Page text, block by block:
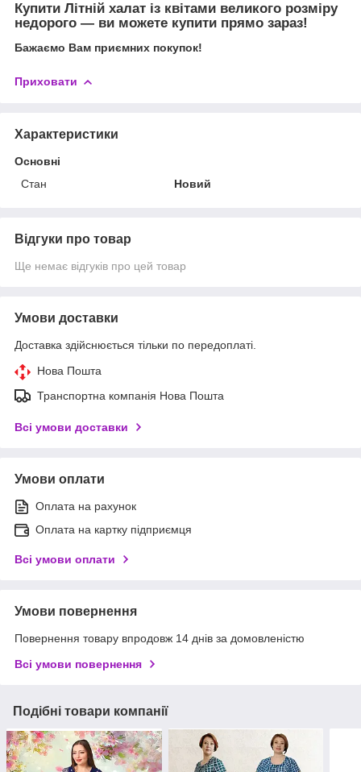
Купити Літній халат із квітами великого розміру
недорого — ви можете купити прямо зараз!
Бажаємо Вам приємних покупок!
Приховати
Характеристики
Основні
Стан
Новий
Відгуки про товар
Ще немає відгуків про цей товар
Умови доставки
Доставка здійснюється тільки по передоплаті.
Нова Пошта
Транспортна компанія Нова Пошта
Всі умови доставки
Умови оплати
Оплата на рахунок
Оплата на картку підприємця
Всі умови оплати
Умови повернення
Повернення товару впродовж 14 днів за домовленістю
Всі умови повернення
Подібні товари компанії